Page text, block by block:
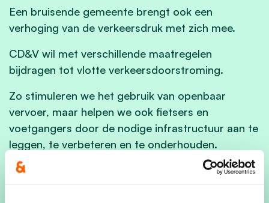
Een bruisende gemeente brengt ook een
verhoging van de verkeersdruk met zich mee.
CD&V wil met verschillende maatregelen
bijdragen tot vlotte verkeersdoorstroming.
Zo stimuleren we het gebruik van openbaar
vervoer, maar helpen we ook fietsers en
voetgangers door de nodige infrastructuur aan te
leggen, te verbeteren en te onderhouden.
Bij de her aanleg van wegen en kruispunten zetten
we de bril van de zwakke weggebruiker op om zo